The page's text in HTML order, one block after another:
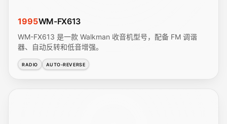
1995WM-FX613
WM-FX613 是一款 Walkman 收音机型号，配备 FM 调谐
器、自动反转和低音增强。
RADIO AUTO-REVERSE